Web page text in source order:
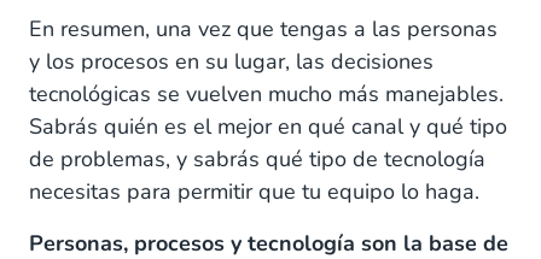
En resumen, una vez que tengas a las personas
y los procesos en su lugar, las decisiones
tecnológicas se vuelven mucho más manejables.
Sabrás quién es el mejor en qué canal y qué tipo
de problemas, y sabrás qué tipo de tecnología
necesitas para permitir que tu equipo lo haga.
Personas, procesos y tecnología son la base de